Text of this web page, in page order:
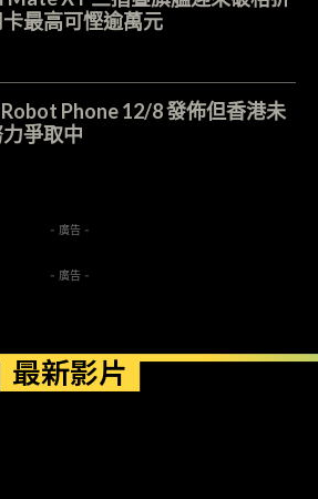
最高可慳逾萬元
Robot Phone 12/8 發佈但香港未
爭取中
- 廣告 -
- 廣告 -
最新影片